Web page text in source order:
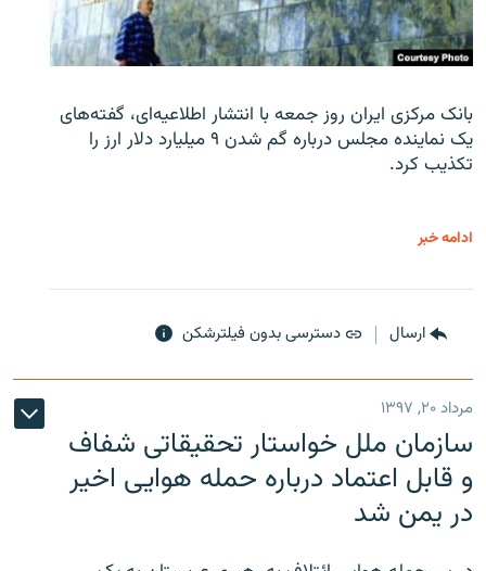
بانک مرکزی ایران روز جمعه با انتشار اطلاعیه‌ای، گفته‌های
یک نماینده مجلس درباره گم شدن ۹ میلیارد دلار ارز را
تکذیب کرد.
ادامه خبر
ارسال دسترسی بدون فیلترشکن
مرداد ۲۰, ۱۳۹۷
سازمان ملل خواستار تحقیقاتی شفاف
و قابل اعتماد درباره حمله هوایی اخیر
در یمن شد